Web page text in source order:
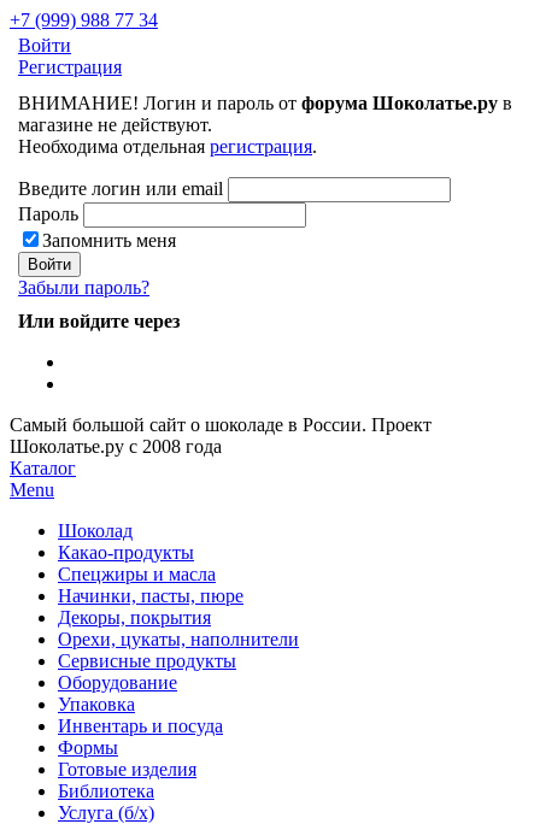
+7 (999) 988 77 34
Войти
Регистрация
ВНИМАНИЕ! Логин и пароль от форума Шоколатье.ру в
магазине не действуют.
Необходима отдельная регистрация.
Введите логин или email
Пароль
Запомнить меня
Забыли пароль?
Или войдите через
Самый большой сайт о шоколаде в России. Проект
Шоколатье.ру с 2008 года
Каталог
Menu
Шоколад
Какао-продукты
Спецжиры и масла
Начинки, пасты, пюре
Декоры, покрытия
Орехи, цукаты, наполнители
Сервисные продукты
Оборудование
Упаковка
Инвентарь и посуда
Формы
Готовые изделия
Библиотека
Услуга (б/х)